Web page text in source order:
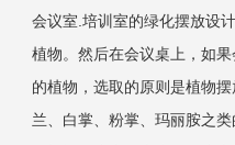
会议室.培训室的绿化摆放设
植物。然后在会议桌上，如
的植物，选取的原则是植物
兰、白掌、粉掌、玛丽胺之